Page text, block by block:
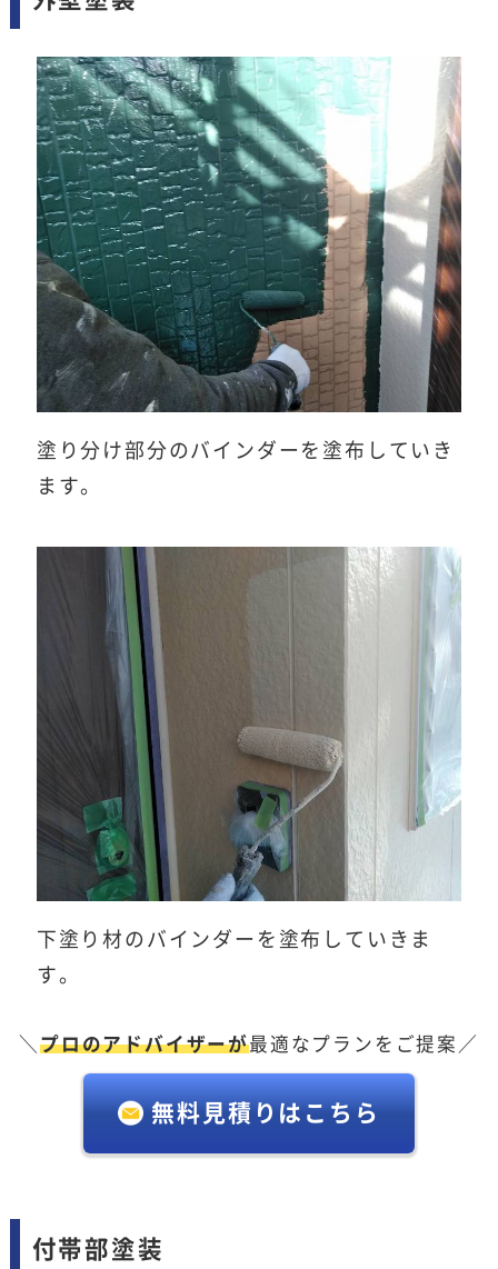
塗り分け部分のバインダーを塗布していき
ます。
下塗り材のバインダーを塗布していきま
す。
＼プロのアドバイザーが最適なプランをご提案／
無料見積りはこちら
付帯部塗装